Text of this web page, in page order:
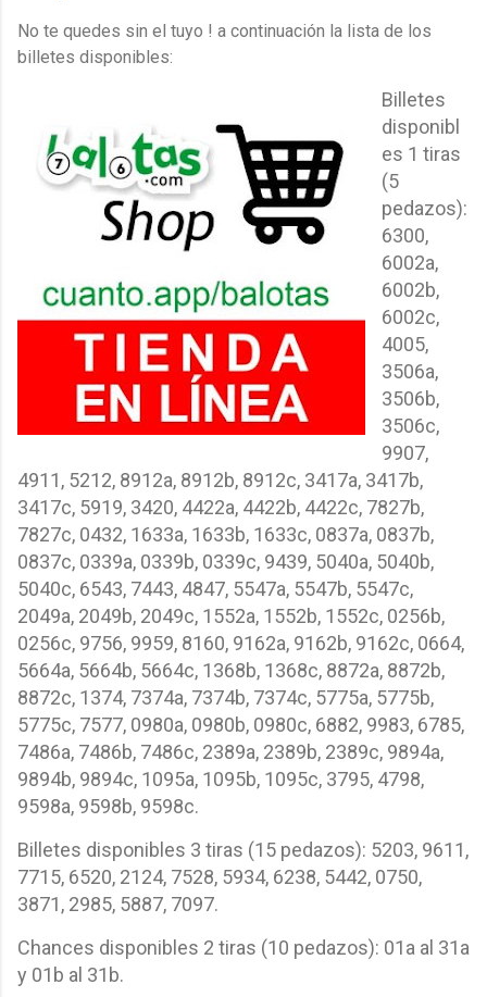
No te quedes sin el tuyo ! a continuación la lista de los
billetes disponibles:
Billetes
disponibl
es 1 tiras
(5
pedazos):
6300,
6002a,
6002b,
6002c,
4005,
3506a,
3506b,
3506c,
9907,
4911, 5212, 8912a, 8912b, 8912c, 3417a, 3417b,
3417c, 5919, 3420, 4422a, 4422b, 4422c, 7827b,
7827c, 0432, 1633a, 1633b, 1633c, 0837a, 0837b,
0837c, 0339a, 0339b, 0339c, 9439, 5040a, 5040b,
5040c, 6543, 7443, 4847, 5547a, 5547b, 5547c,
2049a, 2049b, 2049c, 1552a, 1552b, 1552c, 0256b,
0256c, 9756, 9959, 8160, 9162a, 9162b, 9162c, 0664,
5664a, 5664b, 5664c, 1368b, 1368c, 8872a, 8872b,
8872c, 1374, 7374a, 7374b, 7374c, 5775a, 5775b,
5775c, 7577, 0980a, 0980b, 0980c, 6882, 9983, 6785,
7486a, 7486b, 7486c, 2389a, 2389b, 2389c, 9894a,
9894b, 9894c, 1095a, 1095b, 1095c, 3795, 4798,
9598a, 9598b, 9598c.
Billetes disponibles 3 tiras (15 pedazos): 5203, 9611,
7715, 6520, 2124, 7528, 5934, 6238, 5442, 0750,
3871, 2985, 5887, 7097.
Chances disponibles 2 tiras (10 pedazos): 01a al 31a
y 01b al 31b.